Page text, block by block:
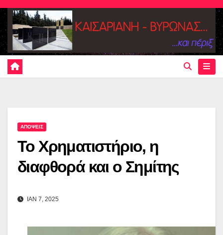
Skip
content
ΑΠΟΨΕΙΣ
Το Χρηματιστήριο, η
διαφθορά και ο Σημίτης
ΙΑΝ 7, 2025